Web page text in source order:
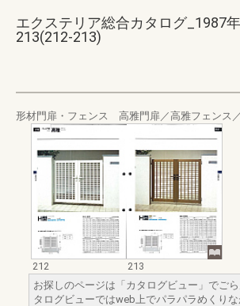
エクステリア総合カタログ_1987
213(212-213)
形材門扉・フェンス 高雅門扉／高雅フェンス
212
213
お探しのページは「カタログビュー」でご
タログビューではweb上でパラパラめくり